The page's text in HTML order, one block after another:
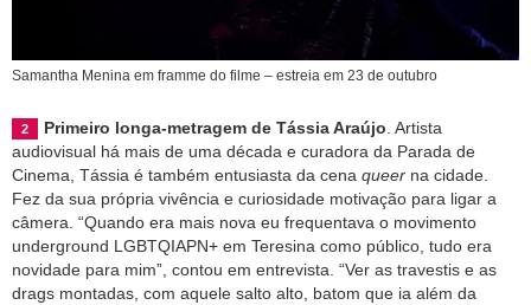
Samantha Menina em framme do filme – estreia em 23 de outubro
Primeiro longa-metragem de Tássia Araújo . Artista
audiovisual há mais de uma década e curadora da Parada de
Cinema, Tássia é também entusiasta da cena queer na cidade.
Fez da sua própria vivência e curiosidade motivação para ligar a
câmera. “Quando era mais nova eu frequentava o movimento
underground LGBTQIAPN+ em Teresina como público, tudo era
novidade para mim”, contou em entrevista. “Ver as travestis e as
drags montadas, com aquele salto alto, batom que ia além da